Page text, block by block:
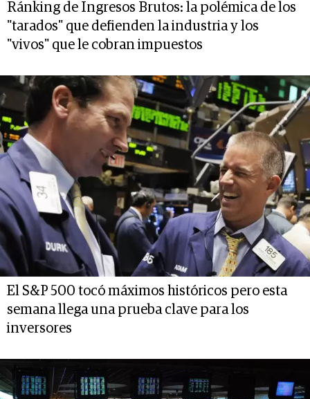
Ránking de Ingresos Brutos: la polémica de los
"tarados" que defienden la industria y los
"vivos" que le cobran impuestos
El S&P 500 tocó máximos históricos pero esta
semana llega una prueba clave para los
inversores